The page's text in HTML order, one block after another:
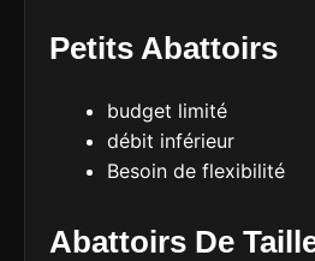
Petits Abattoirs
budget limité
débit inférieur
Besoin de flexibilité
Abattoirs De